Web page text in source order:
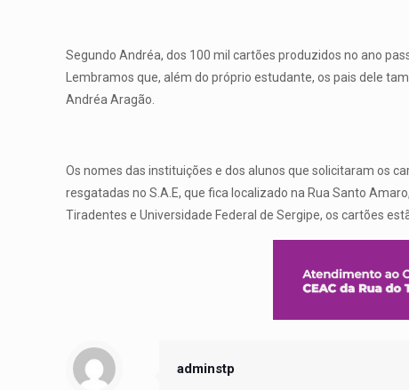
SegundoAndréa, dos 100 mil cartões produzidos no ano
Lembramos que, além do próprio estudante, os pais dele
Andréa Aragão.
Os nomes das instituições e dos alunos que solicitaram os
resgatadas no S.A.E, que fica localizado na Rua Santo
Tiradentes e Universidade Federal de Sergipe, os cartões
adminstp